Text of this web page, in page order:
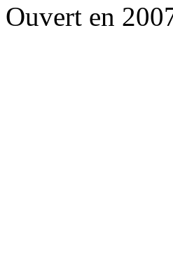
Ouvert en